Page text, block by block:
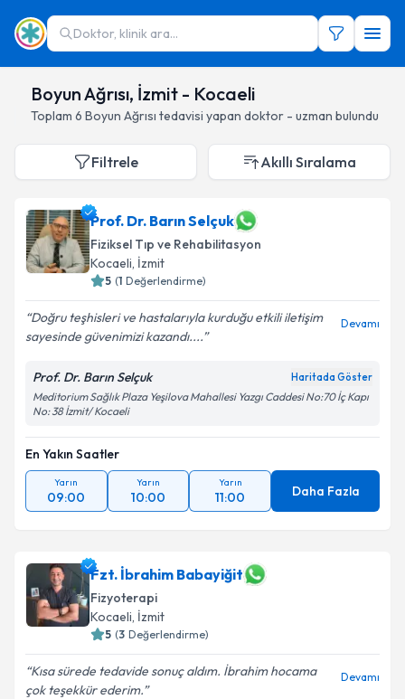
Doktor, klinik ara...
Boyun Ağrısı, İzmit - Kocaeli
Toplam 6 Boyun Ağrısı tedavisi yapan doktor - uzman bulundu
Filtrele Akıllı Sıralama
Prof. Dr. Barın Selçuk
Fiziksel Tıp ve Rehabilitasyon
Kocaeli, İzmit
5 (1 Değerlendirme)
Doğru teşhisleri ve hastalarıyla kurduğu etkili iletişim
sayesinde güvenimizi kazandı....
Devamı
Prof. Dr. Barın Selçuk Haritada Göster
Meditorium Sağlık Plaza Yeşilova Mahallesi Yazgı Caddesi No:70 İç Kapı
No: 38 İzmit/ Kocaeli
En Yakın Saatler
Yarın
09:00
Yarın
10:00
Yarın
11:00 Daha Fazla
Fzt. İbrahim Babayiğit
Fizyoterapi
Kocaeli, İzmit
5 (3 Değerlendirme)
Kısa sürede tedavide sonuç aldım. İbrahim hocama
çok teşekkür ederim.
Devamı